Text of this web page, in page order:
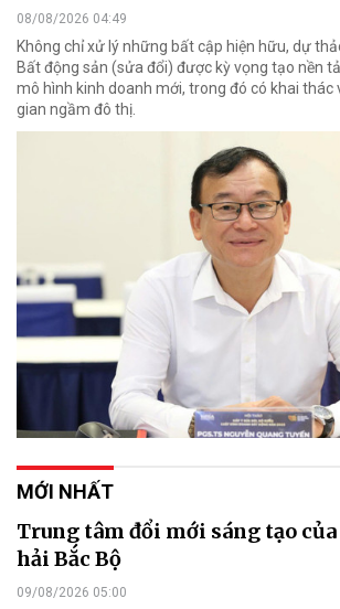
08/08/2026 04:49
Không chỉ xử lý những bất cập hiện hữu, dự
Bất động sản (sửa đổi) được kỳ vọng tạo nền
mô hình kinh doanh mới, trong đó có khai thác
gian ngầm đô thị.
MỚI NHẤT
Trung tâm đổi mới sáng tạo
hải Bắc Bộ
09/08/2026 05:00